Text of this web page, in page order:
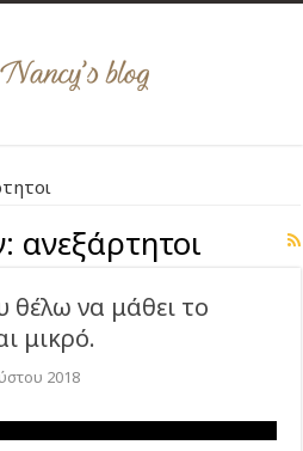
ανεξάρτητοι
θέλω να μάθει το
μικρό.
2018